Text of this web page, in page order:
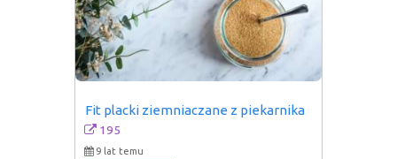
Fit placki ziemniaczane z piekarnika
195
9 lat temu